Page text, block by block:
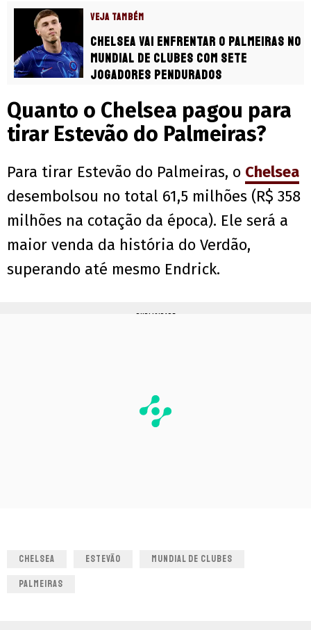
VEJA TAMBÉM
Chelsea vai enfrentar o Palmeiras no
Mundial de Clubes com sete
jogadores pendurados
Quanto o Chelsea pagou para
tirar Estevão do Palmeiras?
Para tirar Estevão do Palmeiras, o Chelsea
desembolsou no total 61,5 milhões (R$ 358
milhões na cotação da época). Ele será a
maior venda da história do Verdão,
superando até mesmo Endrick.
PUBLICIDADE
CHELSEA ESTEVÃO MUNDIAL DE CLUBES
PALMEIRAS